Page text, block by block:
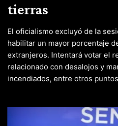
tierras
El oficialismo excluyó de la
habilitar un mayor porcentaje
extranjeros. Intentará votar el
relacionado con desalojos y
incendiados, entre otros